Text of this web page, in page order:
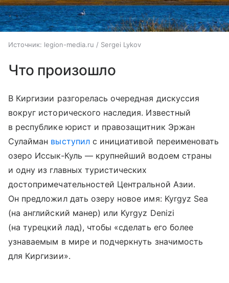
Источник: legion-media.ru / Sergei Lykov
Что произошло
В Киргизии разгорелась очередная дискуссия
вокруг исторического наследия. Известный
в республике юрист и правозащитник Эржан
Сулайман выступилс инициативой переименовать
озеро Иссык-Куль — крупнейший водоем страны
и одну из главных туристических
достопримечательностей Центральной Азии.
Он предложил дать озеру новое имя: Kyrgyz Sea
(на английский манер) или Kyrgyz Denizi
(на турецкий лад), чтобы «сделать его более
узнаваемым в мире и подчеркнуть значимость
для Киргизии».